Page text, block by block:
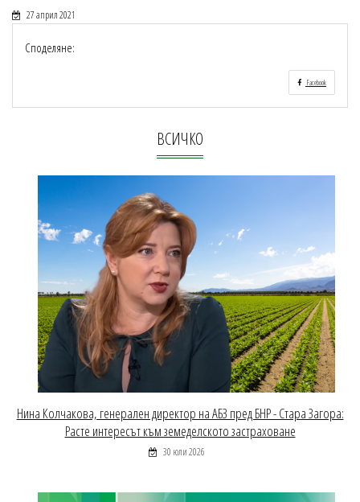
27 април 2021
Споделяне:
Facebook
ВСИЧКО
Нина Колчакова, генерален директор на АБЗ пред БНР - Стара Загора:
Расте интересът към земеделското застраховане
30 юли 2026